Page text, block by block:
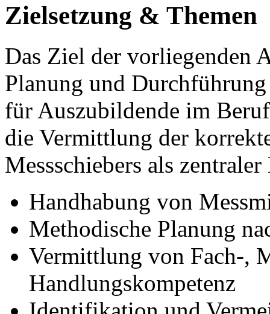
Zielsetzung & Themen
Das Ziel der vorliegenden
Planung und
für Auszubildende im
die Vermittlung der
Messschiebers als
Handhabung von
Methodische Planung
Vermittlung von Fach-,
Handlungskompetenz